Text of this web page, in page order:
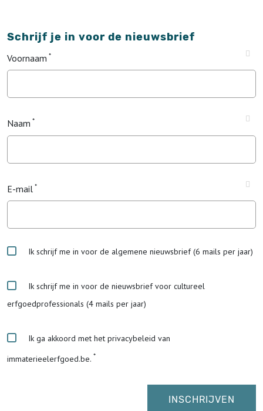
Schrijf je in voor de nieuwsbrief
Voornaam
Naam
E-mail
Ik schrijf me in voor de algemene nieuwsbrief (6 mails per jaar)
Ik schrijf me in voor de nieuwsbrief voor cultureel
erfgoedprofessionals (4 mails per jaar)
Ik ga akkoord met het privacybeleid van
immaterieelerfgoed.be.